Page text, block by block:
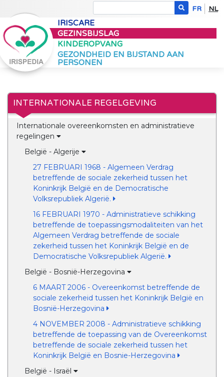
FR NL
IRISCARE
GEZINSBIJSLAG
KINDEROPVANG
GEZONDHEID EN BIJSTAND AAN
PERSONEN
INTERNATIONALE REGELGEVING
Internationale overeenkomsten en administratieve
regelingen
België - Algerije
27 FEBRUARI 1968 - Algemeen Verdrag
betreffende de sociale zekerheid tussen het
Koninkrijk België en de Democratische
Volksrepubliek Algerië.
16 FEBRUARI 1970 - Administratieve schikking
betreffende de toepassingsmodaliteiten van het
Algemeen Verdrag betreffende de sociale
zekerheid tussen het Koninkrijk België en de
Democratische Volksrepubliek Algerië.
België - Bosnië-Herzegovina
6 MAART 2006 - Overeenkomst betreffende de
sociale zekerheid tussen het Koninkrijk België en
Bosnië-Herzegovina
4 NOVEMBER 2008 - Administratieve schikking
betreffende de toepassing van de Overeenkomst
betreffende de sociale zekerheid tussen het
Koninkrijk België en Bosnie-Herzegovina
België - Israël